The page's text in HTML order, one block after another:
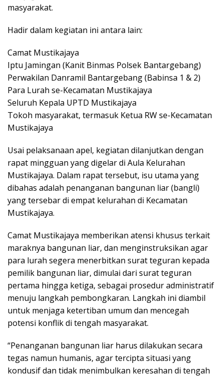
masyarakat.
Hadir dalam kegiatan ini antara lain:
Camat Mustikajaya
Iptu Jamingan (Kanit Binmas Polsek Bantargebang)
Perwakilan Danramil Bantargebang (Babinsa 1 & 2)
Para Lurah se-Kecamatan Mustikajaya
Seluruh Kepala UPTD Mustikajaya
Tokoh masyarakat, termasuk Ketua RW se-Kecamatan
Mustikajaya
Usai pelaksanaan apel, kegiatan dilanjutkan dengan
rapat mingguan yang digelar di Aula Kelurahan
Mustikajaya. Dalam rapat tersebut, isu utama yang
dibahas adalah penanganan bangunan liar (bangli)
yang tersebar di empat kelurahan di Kecamatan
Mustikajaya.
Camat Mustikajaya memberikan atensi khusus terkait
maraknya bangunan liar, dan menginstruksikan agar
para lurah segera menerbitkan surat teguran kepada
pemilik bangunan liar, dimulai dari surat teguran
pertama hingga ketiga, sebagai prosedur administratif
menuju langkah pembongkaran. Langkah ini diambil
untuk menjaga ketertiban umum dan mencegah
potensi konflik di tengah masyarakat.
“Penanganan bangunan liar harus dilakukan secara
tegas namun humanis, agar tercipta situasi yang
kondusif dan tidak menimbulkan keresahan di tengah